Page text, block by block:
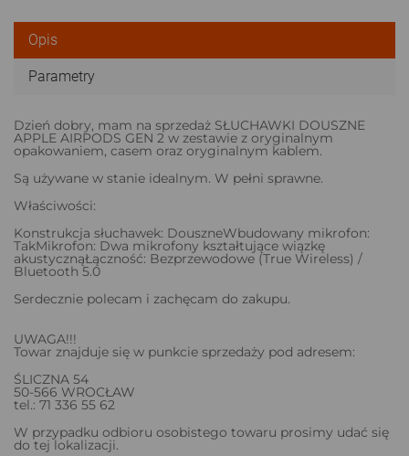
Opis
Parametry
Dzień dobry, mam na sprzedaż SŁUCHAWKI DOUSZNE
APPLE AIRPODS GEN 2 w zestawie z oryginalnym
opakowaniem, casem oraz oryginalnym kablem.
Są używane w stanie idealnym. W pełni sprawne.
Właściwości:
Konstrukcja słuchawek: DouszneWbudowany mikrofon:
TakMikrofon: Dwa mikrofony kształtujące wiązkę
akustycznąŁączność: Bezprzewodowe (True Wireless) /
Bluetooth 5.0
Serdecznie polecam i zachęcam do zakupu.
UWAGA!!!
Towar znajduje się w punkcie sprzedaży pod adresem:
ŚLICZNA 54
50-566 WROCŁAW
tel.: 71 336 55 62
W przypadku odbioru osobistego towaru prosimy udać się
do tej lokalizacji.